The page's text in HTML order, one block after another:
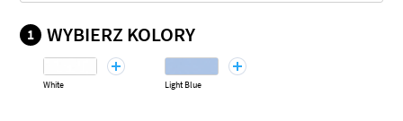
1 WYBIERZ KOLORY
White Light Blue